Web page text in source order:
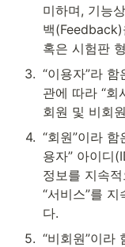
미하며, 기능
백
혹은 시험판
3. “이용자”라
관에 따라 “회
회원 및 비회
4. “회원”이라 함
용자” 아이디
정보를 지속
“서비스”를
다.
5. “비회원”이라